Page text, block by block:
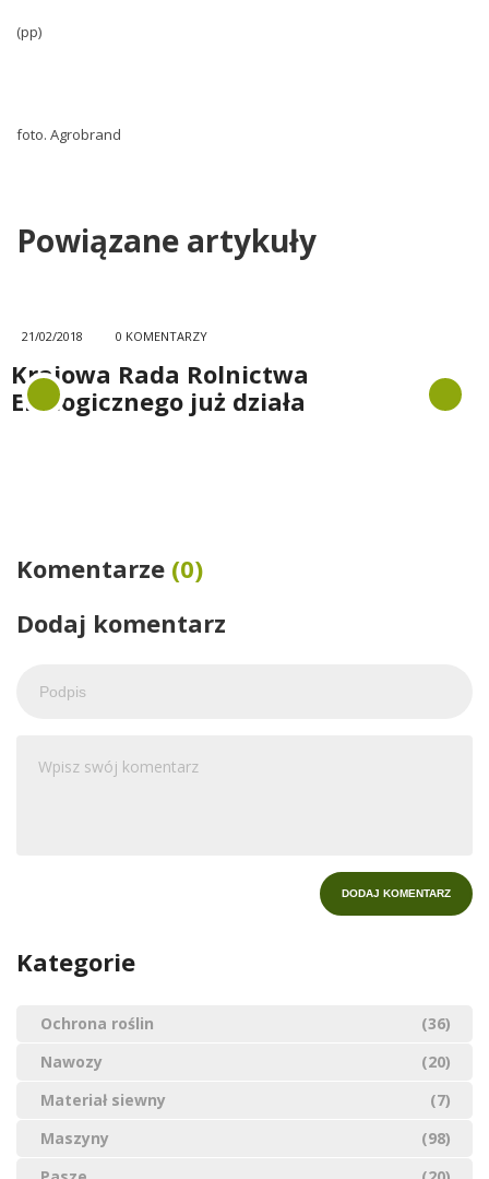
(pp)
foto. Agrobrand
Powiązane artykuły
21/02/2018 0 KOMENTARZY
Krajowa Rada Rolnictwa
Ekologicznego już działa
Komentarze (0)
Dodaj komentarz
Kategorie
Ochrona roślin
(36)
Nawozy
(20)
Materiał siewny
(7)
Maszyny
(98)